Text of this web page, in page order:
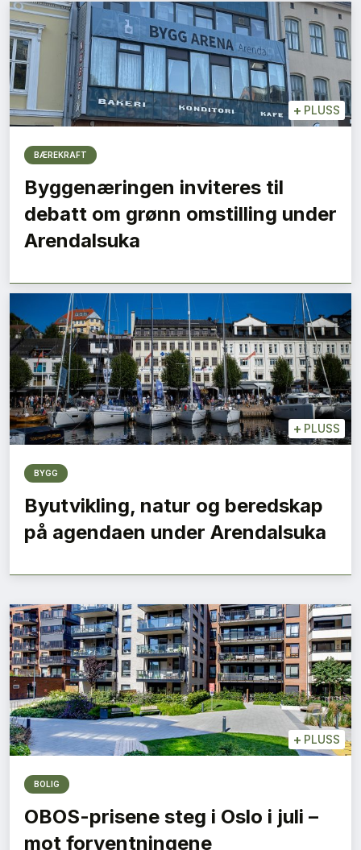
+ PLUSS
BÆREKRAFT
Byggenæringen inviteres til
debatt om grønn omstilling under
Arendalsuka
+ PLUSS
BYGG
Byutvikling, natur og beredskap
på agendaen under Arendalsuka
+ PLUSS
BOLIG
OBOS-prisene steg i Oslo i juli –
mot forventningene